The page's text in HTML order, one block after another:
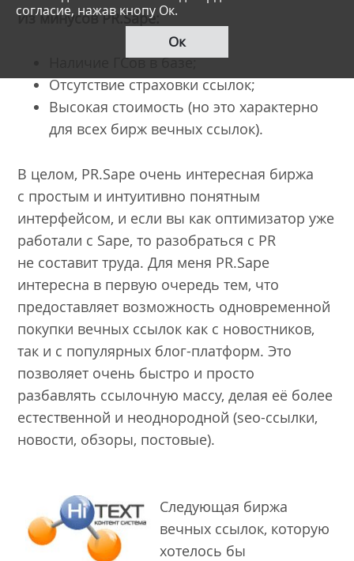
Из минусовPR .Sape :
Наличие ГСов в базе;
Отсутствие страховки ссылок;
Высокая стоимость (но это характерно
для всех бирж вечных ссылок).
В целом, PR.Sape очень интересная биржа
с простым и интуитивно понятным
интерфейсом, и если вы как оптимизатор уже
работали с Sape, то разобраться с PR
не составит труда. Для меня PR.Sape
интересна в первую очередь тем, что
предоставляет возможность одновременной
покупки вечных ссылок как с новостников,
так и с популярных блог-платформ. Это
позволяет очень быстро и просто
разбавлять ссылочную массу, делая её более
естественной и неоднородной (seo-ссылки,
новости, обзоры, постовые).
Следующая биржа
вечных ссылок, которую
хотелось бы
согласие, нажав кнопу Ок.
Ок